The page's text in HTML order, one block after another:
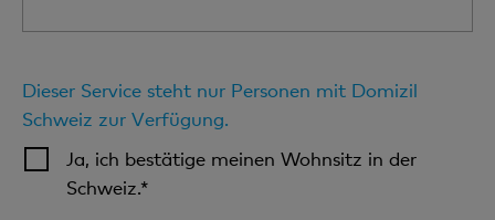
Dieser Service steht nur Personen mit Domizil
Schweiz zur Verfügung.
Ja, ich bestätige meinen Wohnsitz in der
Schweiz.*